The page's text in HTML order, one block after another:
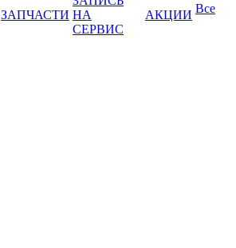
ЗАПЧАСТИ НА
СЕРВИС
АКЦИИ Все